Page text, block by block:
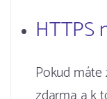
HTTPS
Pokud